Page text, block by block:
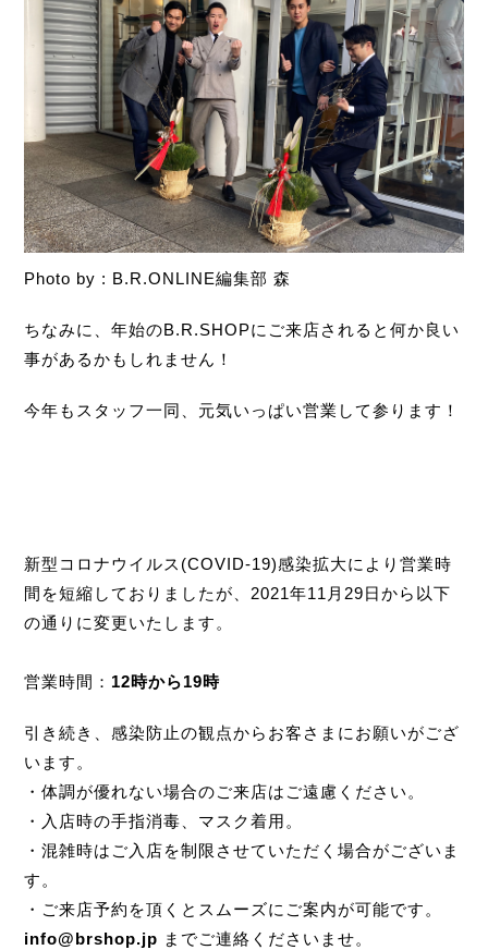
Photo by : B.R.ONLINE編集部 森
ちなみに、年始のB.R.SHOPにご来店されると何か良い
事があるかもしれません！
今年もスタッフ一同、元気いっぱい営業して参ります！
新型コロナウイルス(COVID-19)感染拡大により営業時
間を短縮しておりましたが、 2021年11 月 29日から以下
の通りに変更いたします。
営業時間： 12時から19時
引き続き、感染防止の観点からお客さまにお願いがござ
います。
・体調が優れない場合のご来店はご遠慮ください。
・入店時の手指消毒、マスク着用。
・混雑時はご入店を制限させていただく場合がございま
す。
・ご来店予約を頂くとスムーズにご案内が可能です。
info@brshop.jp までご連絡くださいませ。